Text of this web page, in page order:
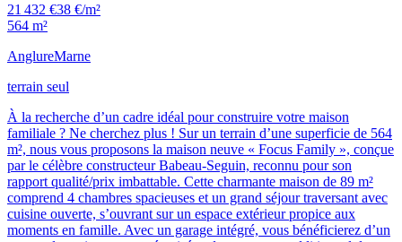
21 432 €38 €/m²
564 m²
AnglureMarne
terrain seul
À la recherche d’un cadre idéal pour construire votre maison
familiale ? Ne cherchez plus ! Sur un terrain d’une superficie de 564
m², nous vous proposons la maison neuve « Focus Family », conçue
par le célèbre constructeur Babeau-Seguin, reconnu pour son
rapport qualité/prix imbattable. Cette charmante maison de 89 m²
comprend 4 chambres spacieuses et un grand séjour traversant avec
cuisine ouverte, s’ouvrant sur un espace extérieur propice aux
moments en famille. Avec un garage intégré, vous bénéficierez d’un